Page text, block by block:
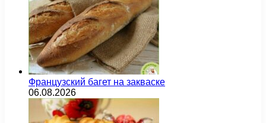
Французский багет на закваске
06.08.2026